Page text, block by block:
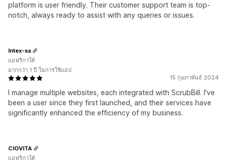
platform is user friendly. Their customer support team is top-
notch, always ready to assist with any queries or issues.
15 กุมภาพันธ์ 2024
I manage multiple websites, each integrated with ScrubBill. I've
been a user since they first launched, and their services have
significantly enhanced the efficiency of my business.
Intex-sa
แอฟริกาใต้
มากกว่า 1 ปี ในการใช้แอป
CIOVITA
แอฟริกาใต้